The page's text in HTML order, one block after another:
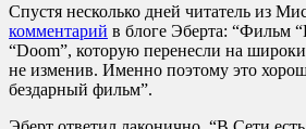
Спустя несколько дней читатель из
комментарий в блоге Эберта: “Фильм
“Doom”, которую перенесли на
не изменив. Именно поэтому это
бездарный фильм”.